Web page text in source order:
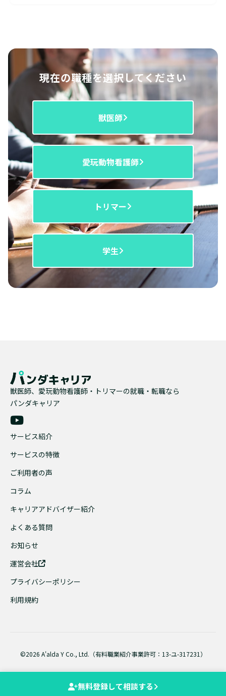
現在の職種を選択してください
獣医師
愛玩動物看護師
トリマー
学生
獣医師、愛玩動物看護師・トリマーの就職・転職なら
パンダキャリア
サービス紹介
サービスの特徴
ご利用者の声
コラム
キャリアアドバイザー紹介
よくある質問
お知らせ
運営会社
プライバシーポリシー
利用規約
©2026 A'alda Y Co., Ltd.（有料職業紹介事業許可：13-ユ-317231）
無料登録して相談する